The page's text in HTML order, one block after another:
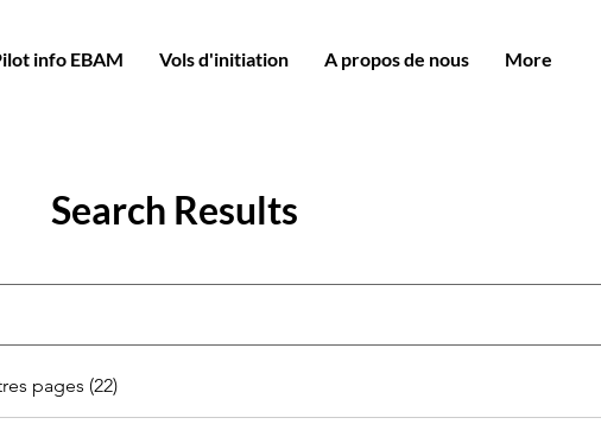
info EBAM Vols d'initiation A propos de nous More
Search Results
pages (22)